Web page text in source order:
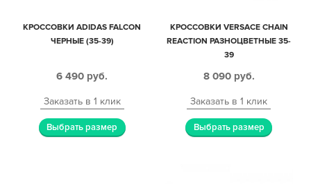
КРОССОВКИ ADIDAS FALCON
ЧЕРНЫЕ (35-39)
6 490 руб.
Заказать в 1 клик
Выбрать размер
КРОССОВКИ VERSACE CHAIN
REACTION РАЗНОЦВЕТНЫЕ 35-
39
8 090 руб.
Заказать в 1 клик
Выбрать размер